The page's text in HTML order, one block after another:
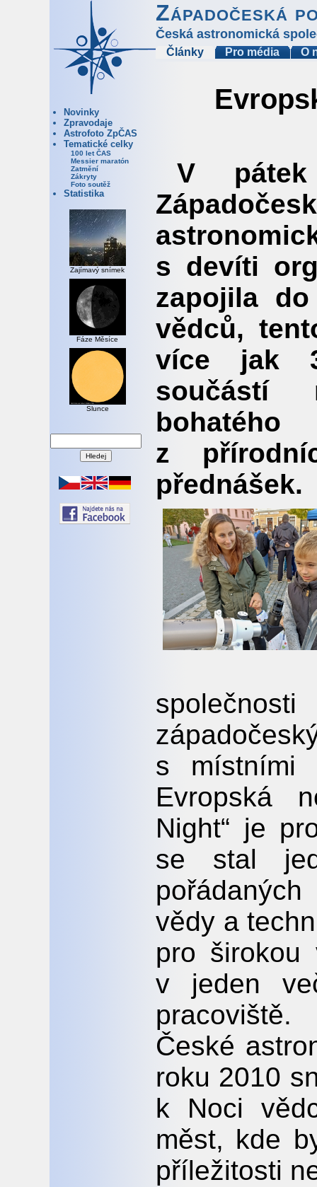
Západočeská
Česká astronomická
Články Pro média O
Novinky
Zpravodaje
Astrofoto ZpČAS
Tematické celky
100 let ČAS
Messier maratón
Zatmění
Zákryty
Foto soutěž
Statistika
Zajímavý snímek
Fáze Měsíce
Slunce
V
s devíti
zapojila
vědců,
více jak
součástí
z
přednášek.
s místními
Evropská
Night“ je
se stal
vědy a
pro širokou
v jeden
České
roku 2010
k Noci
měst, kde
příležitosti